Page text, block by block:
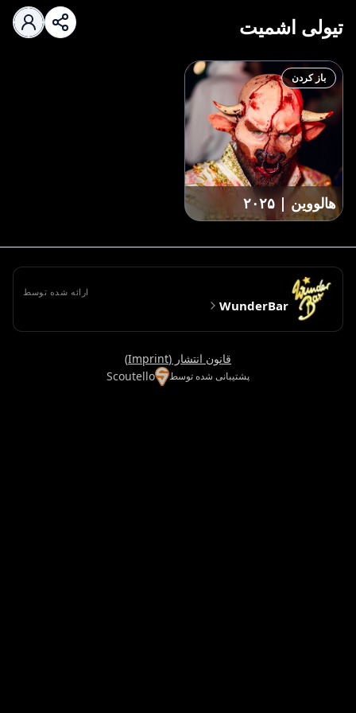
تیولی اشمیت
هالووین | ۲۰۲۵
باز کردن
ارائه شده توسط
WunderBar
قانون انتشار (Imprint)
پشتیبانی شده توسط Scoutello